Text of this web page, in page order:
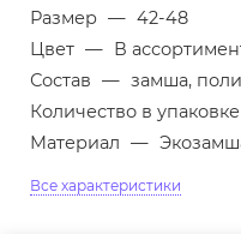
Размер — 42-48
Цвет — В
Состав — замша,
Количество в упаковке
Материал —
Все характеристики